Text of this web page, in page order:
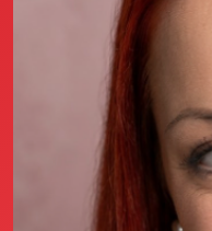
Le
La fondatrice
Annunci Donne
Agenzia matrimoniale
Love Notebook